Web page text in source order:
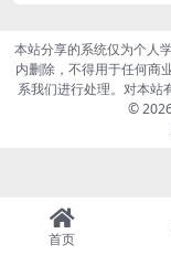
本站分享的系统仅为个人
内删除，不得用于任何商
系我们进行处理。对本
©
首页